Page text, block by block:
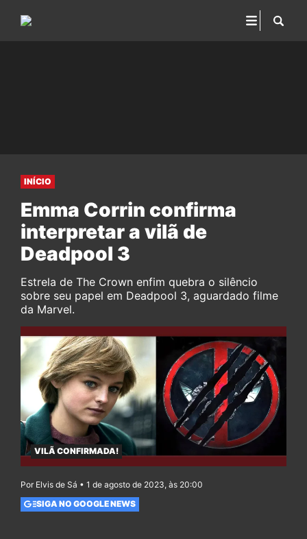
INÍCIO
Emma Corrin confirma
interpretar a vilã de
Deadpool 3
Estrela de The Crown enfim quebra o silêncio
sobre seu papel em Deadpool 3, aguardado filme
da Marvel.
VILÃ CONFIRMADA!
Por Elvis de Sá • 1 de agosto de 2023, às 20:00
SIGA NO GOOGLE NEWS